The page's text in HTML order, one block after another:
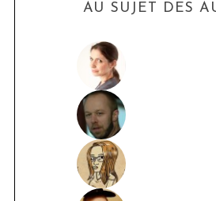
AU SUJET DES